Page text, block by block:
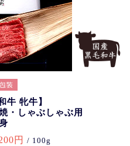
牛 牝牛】
・しゃぶしゃぶ用
円 / 100g